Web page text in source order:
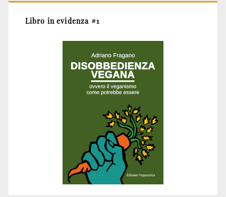
Libro in evidenza #1